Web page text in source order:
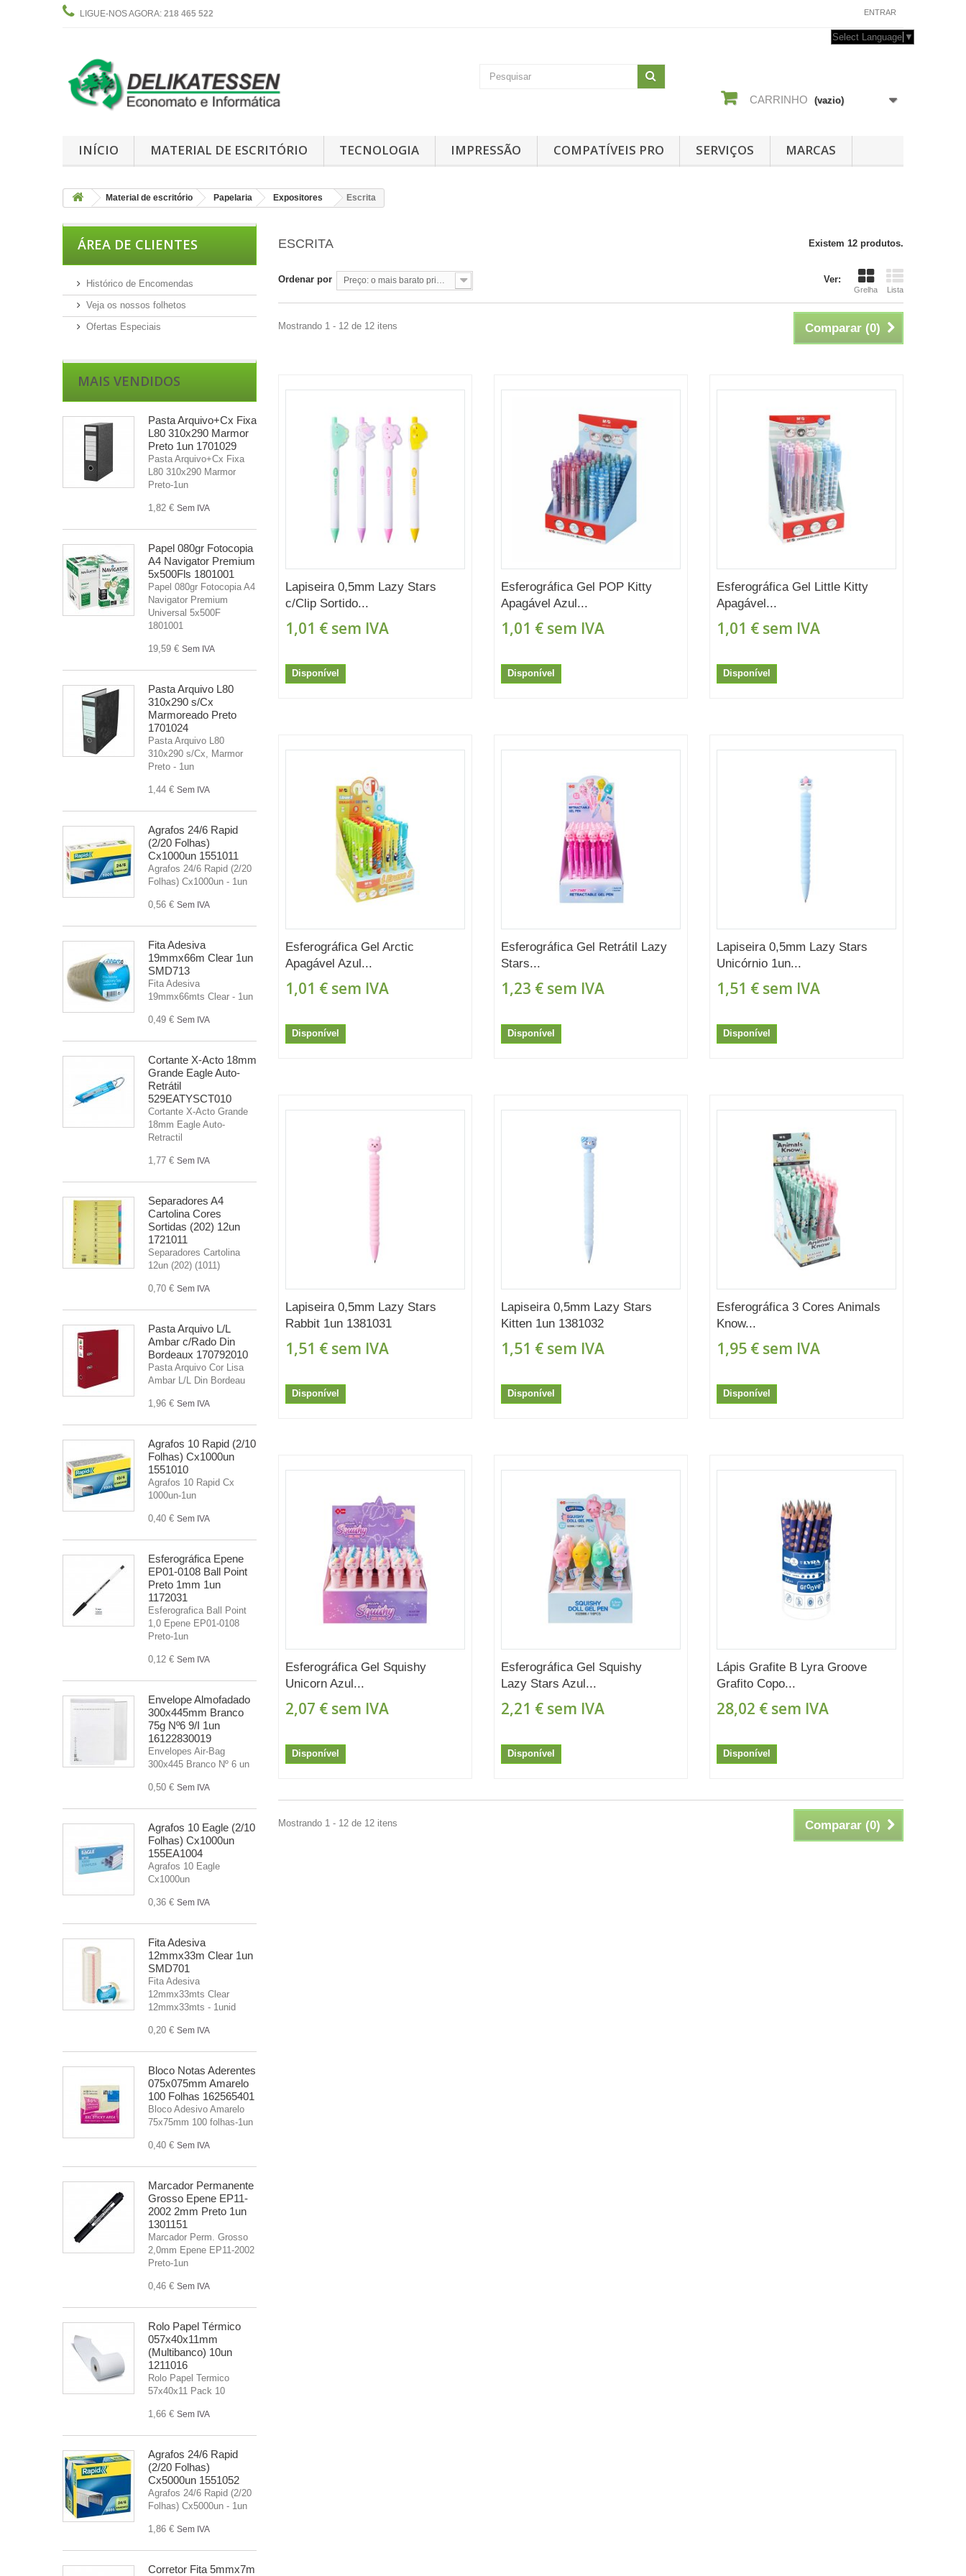
ENTRAR
LIGUE-NOS AGORA: 218 465 522
Select Language ▼
CARRINHO (vazio)
INÍCIO MATERIAL DE ESCRITÓRIO TECNOLOGIA IMPRESSÃO COMPATÍVEIS PRO SERVIÇOS MARCAS
Material de escritório Papelaria Expositores Escrita
ÁREA DE CLIENTES
Histórico de Encomendas
Veja os nossos folhetos
Ofertas Especiais
MAIS VENDIDOS
Pasta Arquivo+Cx Fixa
L80 310x290 Marmor
Preto 1un 1701029
Pasta Arquivo+Cx Fixa
L80 310x290 Marmor
Preto-1un
1,82 € Sem IVA
Papel 080gr Fotocopia
A4 Navigator Premium
5x500Fls 1801001
Papel 080gr Fotocopia A4
Navigator Premium
Universal 5x500F
1801001
19,59 € Sem IVA
Pasta Arquivo L80
310x290 s/Cx
Marmoreado Preto
1701024
Pasta Arquivo L80
310x290 s/Cx, Marmor
Preto - 1un
1,44 € Sem IVA
Agrafos 24/6 Rapid
(2/20 Folhas)
Cx1000un 1551011
Agrafos 24/6 Rapid (2/20
Folhas) Cx1000un - 1un
0,56 € Sem IVA
Fita Adesiva
19mmx66m Clear 1un
SMD713
Fita Adesiva
19mmx66mts Clear - 1un
0,49 € Sem IVA
Cortante X-Acto 18mm
Grande Eagle Auto-
Retrátil
529EATYSCT010
Cortante X-Acto Grande
18mm Eagle Auto-
Retractil
1,77 € Sem IVA
Separadores A4
Cartolina Cores
Sortidas (202) 12un
1721011
Separadores Cartolina
12un (202) (1011)
0,70 € Sem IVA
Pasta Arquivo L/L
Ambar c/Rado Din
Bordeaux 170792010
Pasta Arquivo Cor Lisa
Ambar L/L Din Bordeau
1,96 € Sem IVA
Agrafos 10 Rapid (2/10
Folhas) Cx1000un
1551010
Agrafos 10 Rapid Cx
1000un-1un
0,40 € Sem IVA
Esferográfica Epene
EP01-0108 Ball Point
Preto 1mm 1un
1172031
Esferografica Ball Point
1,0 Epene EP01-0108
Preto-1un
0,12 € Sem IVA
Envelope Almofadado
300x445mm Branco
75g Nº6 9/I 1un
16122830019
Envelopes Air-Bag
300x445 Branco Nº 6 un
0,50 € Sem IVA
Agrafos 10 Eagle (2/10
Folhas) Cx1000un
155EA1004
Agrafos 10 Eagle
Cx1000un
0,36 € Sem IVA
Fita Adesiva
12mmx33m Clear 1un
SMD701
Fita Adesiva
12mmx33mts Clear
12mmx33mts - 1unid
0,20 € Sem IVA
Bloco Notas Aderentes
075x075mm Amarelo
100 Folhas 162565401
Bloco Adesivo Amarelo
75x75mm 100 folhas-1un
0,40 € Sem IVA
Marcador Permanente
Grosso Epene EP11-
2002 2mm Preto 1un
1301151
Marcador Perm. Grosso
2,0mm Epene EP11-2002
Preto-1un
0,46 € Sem IVA
Rolo Papel Térmico
057x40x11mm
(Multibanco) 10un
1211016
Rolo Papel Termico
57x40x11 Pack 10
1,66 € Sem IVA
Agrafos 24/6 Rapid
(2/20 Folhas)
Cx5000un 1551052
Agrafos 24/6 Rapid (2/20
Folhas) Cx5000un - 1un
1,86 € Sem IVA
Corretor Fita 5mmx7m
ESCRITA Existem 12 produtos.
Ver:
Grelha Lista
Ordenar por
Comparar (0)
Mostrando 1 - 12 de 12 itens
Lapiseira 0,5mm Lazy Stars
c/Clip Sortido...
1,01 € sem IVA
Disponível
Esferográfica Gel POP Kitty
Apagável Azul...
1,01 €sem IVA
Disponível
Esferográfica Gel Little Kitty
Apagável...
1,01 €sem IVA
Disponível
Esferográfica Gel Arctic
Apagável Azul...
1,01 € sem IVA
Disponível
Esferográfica Gel Retrátil Lazy
Stars...
1,23 €sem IVA
Disponível
Lapiseira 0,5mm Lazy Stars
Unicórnio 1un...
1,51 €sem IVA
Disponível
Lapiseira 0,5mm Lazy Stars
Rabbit 1un 1381031
1,51 € sem IVA
Disponível
Lapiseira 0,5mm Lazy Stars
Kitten 1un 1381032
1,51 €sem IVA
Disponível
Esferográfica 3 Cores Animals
Know...
1,95 €sem IVA
Disponível
Esferográfica Gel Squishy
Unicorn Azul...
2,07 € sem IVA
Disponível
Esferográfica Gel Squishy
Lazy Stars Azul...
2,21 €sem IVA
Disponível
Lápis Grafite B Lyra Groove
Grafito Copo...
28,02 €sem IVA
Disponível
Comparar (0)
Mostrando 1 - 12 de 12 itens